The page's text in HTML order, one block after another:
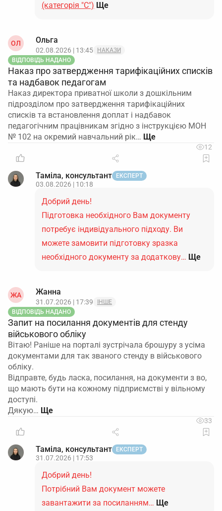
(категорія "С") Ще
ОЛ Ольга
02.08.2026 | 13:45
НАКАЗИ
ВІДПОВІДЬ НАДАНО
Наказ про затвердження тарифікаційних списків
та надбавок педагогам
Наказ директора приватної школи з дошкільним
підрозділом про затвердження тарифікаційних
списків та встановлення доплат і надбавок
педагогічним працівникам згідно з інструкцією МОН
№ 102 на окремий навчальний рік…
12
Таміла, консультант ЕКСПЕРТ
03.08.2026 | 10:18
Добрий день!
Підготовка необхідного Вам документу
потребує індивідуального підходу. Ви
можете замовити підготовку зразка
необхідного документу за додаткову… Ще
ЖА Жанна
31.07.2026 | 17:39
ІНШЕ
ВІДПОВІДЬ НАДАНО
Запит на посилання документів для стенду
військового обліку
Вітаю! Раніше на порталі зустрічала брошуру з усіма
документами для так званого стенду в військового
обліку.
Відправте, будь ласка, посилання, на документи з во,
що мають бути на кожному підприємстві у вільному
доступі.
Дякую…
33
Таміла, консультант ЕКСПЕРТ
31.07.2026 | 17:53
Добрий день!
Потрібний Вам документ можете
завантажити за посиланням… Ще